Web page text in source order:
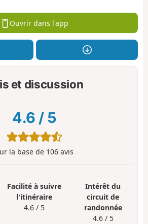
Ouvrir dans l'app
et discussion
4.6 / 5
la base de 106 avis
Facilité à suivre
l'itinéraire
4.6 / 5
Intérêt du
circuit de
randonnée
4.6 / 5